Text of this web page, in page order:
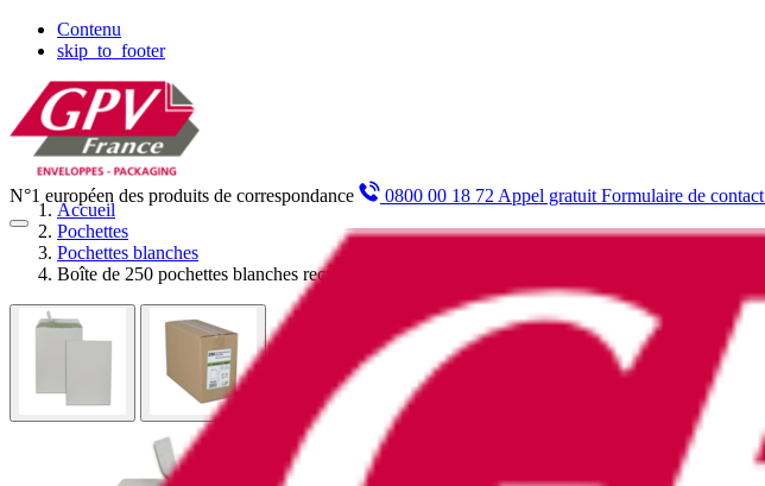
Contenu
skip_to_footer
N°1 européen des produits de correspondance 0800 00 18 72 Appel gratuit Formulaire de contact
Accueil
Pochettes
Pochettes blanches
Boîte de 250 pochettes blanches recyclées C4 229x324 90g/m² bande de protection FSC-R